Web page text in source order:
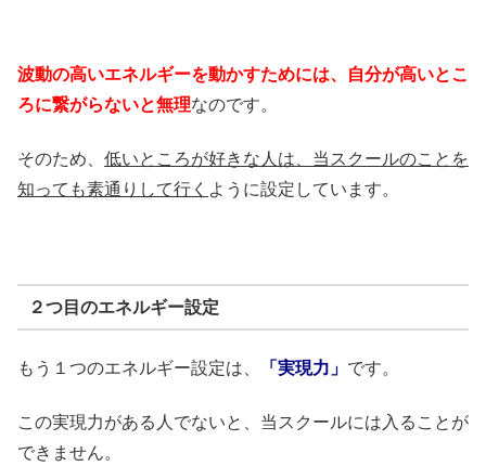
波動の高いエネルギーを動かすためには、自分が高いとこ
ろに繋がらないと無理なのです。
そのため、 低いところが好きな人は、当スクールのことを
知っても素通りして行く ように設定しています。
２つ目のエネルギー設定
もう１つのエネルギー設定は、 「実現力」 です。
この実現力がある人でないと、当スクールには入ることが
できません。